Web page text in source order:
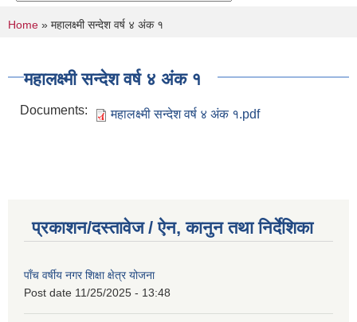
You are here
Home » महालक्ष्मी सन्देश वर्ष ४ अंक १
महालक्ष्मी सन्देश वर्ष ४ अंक १
Documents: महालक्ष्मी सन्देश वर्ष ४ अंक १.pdf
प्रकाशन/दस्तावेज / ऐन, कानुन तथा निर्देशिका
पाँच वर्षीय नगर शिक्षा क्षेत्र योजना
Post date 11/25/2025 - 13:48